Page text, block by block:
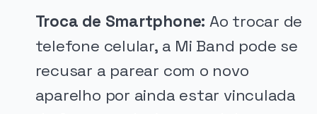
Troca de Smartphone: Ao trocar de
telefone celular, a Mi Band pode se
recusar a parear com o novo
aparelho por ainda estar vinculada